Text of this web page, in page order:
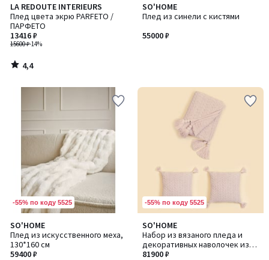
LA REDOUTE INTERIEURS
Плед цвета экрю PARFETO /
ПАРФЕТО
15600 ₽-14%
13416 ₽
4,4
/ 5
4,4
/
SO'HOME
Плед из синели с кистями
55000 ₽
-55% по коду 5525
SO'HOME
Плед из искусственного меха,
130*160 см
59400 ₽
-55% по коду 5525
SO'HOME
Набор из вязаного пледа и
декоративных наволочек из
синели с узором и кистями
81900 ₽